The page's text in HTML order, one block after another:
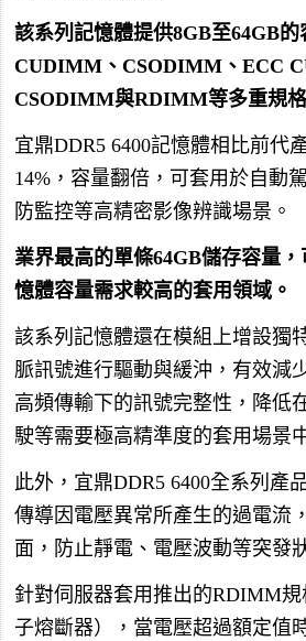
該系列記憶體提供8GB至64GB
CUDIMM、CSODIMM、ECC
CSODIMM與RDIMM等多重規格
宜鼎DDR5 6400記憶體相比前代
14%，容量翻倍，可套用於自動
防監控等高精密影像辨識場景。
業界最高的單條64GB儲存容量
憶體容量需求較高的套用領域。
該系列記憶體還在模組上增設獨
脈訊號進行驅動與緩沖，有效減
高頻傳輸下的訊號完整性，降低
駛等需要極高精準度的套用場景
此外，宜鼎DDR5 6400全系列產
傳導因電壓異常所產生的過電流
面，防止靜電、電壓波動等突發
針對伺服器套用推出的RDIMM規
子熔斷器），當電壓超過額定值